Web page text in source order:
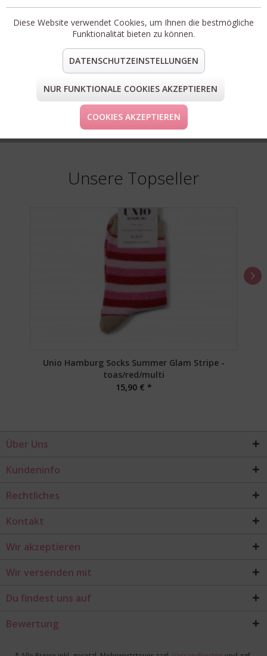
teilen
pin it mail teilen
FORM & GRÖSSE
LIEFERUNG & KOSTENLOSE RETOURE
* Preise inkl. MwSt. zzgl. Versandkosten
** Gilt für Deutschland. Lieferzeiten für andere Länder findest du
Unsere Topseller
Unio Hamburg Socks Summer Glam Stripe -
toas/red/multi
15,90 € *
Über Uns
Kundeninfo
Rechtliches
Kontakt
Wir akzeptieren
Wir versenden mit
Du findest uns auf
Bewertung
Diese Website verwendet Cookies, um Ihnen die bestmögliche
Funktionalität bieten zu können.
DATENSCHUTZEINSTELLUNGEN
NUR FUNKTIONALE COOKIES AKZEPTIEREN
COOKIES AKZEPTIEREN